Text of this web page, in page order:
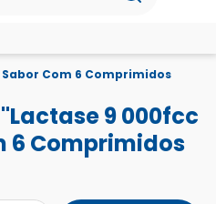
Com 6 Comprimidos
9 000fcc
6 Comprimidos